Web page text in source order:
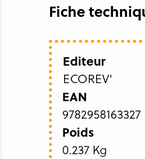
Fiche
Editeur
ECOREV'
EAN
9782958163327
Poids
0.237 Kg